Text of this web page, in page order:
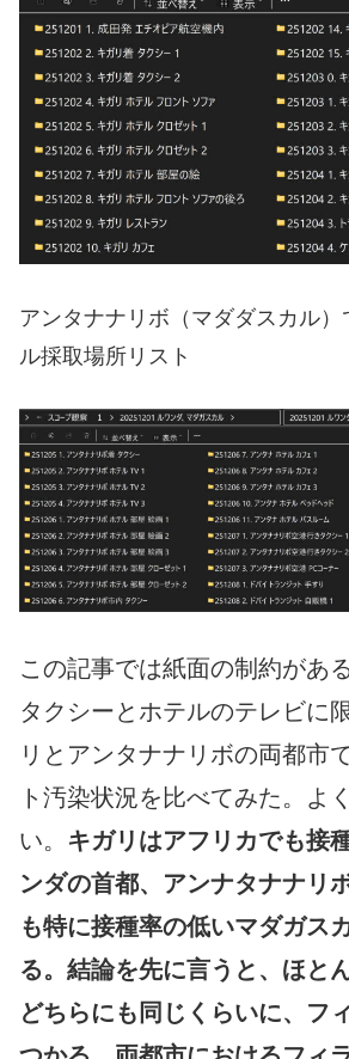
アンタナナリボ（マダダスカル
ル採取場所リスト
この記事では紙面の制約があ
タクシーとホテルのテレビに
リとアンタナナリボの両都市
ト汚染状況を比べてみた。よ
い。 キガリはアフリカでも接
ンダの首都、アンナタナナリ
も特に接種率の低いマダガス
る。結論を先に言うと、ほと
どちらにも同じくらいに、フ